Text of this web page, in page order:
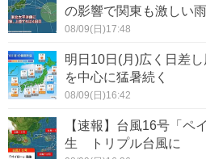
の影響で関東も激しい
08/09(日)17:48
明日10日(月)広く日差
を中心に猛暑続く
08/09(日)16:42
【速報】台風16号「ペ
生 トリプル台風に